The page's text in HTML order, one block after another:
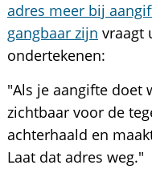
adres meer bij
gangbaar zijn vraagt
ondertekenen:
"Als je aangifte doet
zichtbaar voor de
achterhaald en
Laat dat adres weg."